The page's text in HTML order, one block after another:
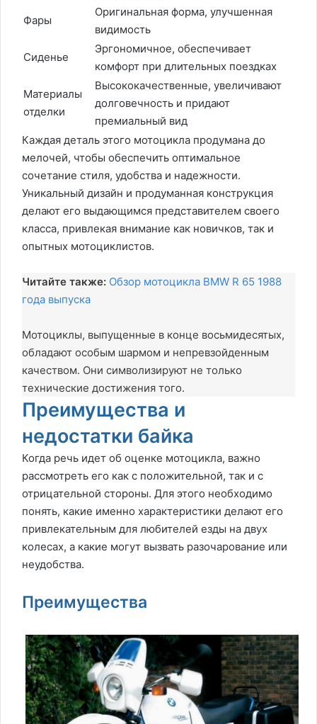
Фары
Оригинальная форма, улучшенная
видимость
Сиденье
Эргономичное, обеспечивает
комфорт при длительных поездках
Материалы
отделки
Высококачественные, увеличивают
долговечность и придают
премиальный вид
Каждая деталь этого мотоцикла продумана до
мелочей, чтобы обеспечить оптимальное
сочетание стиля, удобства и надежности.
Уникальный дизайн и продуманная конструкция
делают его выдающимся представителем своего
класса, привлекая внимание как новичков, так и
опытных мотоциклистов.
Читайте также: Обзор мотоцикла BMW R 65 1988
года выпуска
Мотоциклы, выпущенные в конце восьмидесятых,
обладают особым шармом и непревзойденным
качеством. Они символизируют не только
технические достижения того.
Преимущества и
недостатки байка
Когда речь идет об оценке мотоцикла, важно
рассмотреть его как с положительной, так и с
отрицательной стороны. Для этого необходимо
понять, какие именно характеристики делают его
привлекательным для любителей езды на двух
колесах, а какие могут вызвать разочарование или
неудобства.
Преимущества